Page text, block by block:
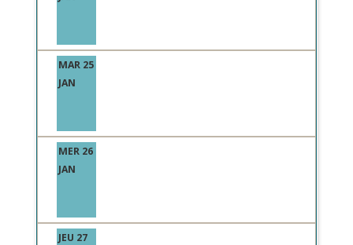
MAR 25
JAN
MER 26
JAN
JEU 27